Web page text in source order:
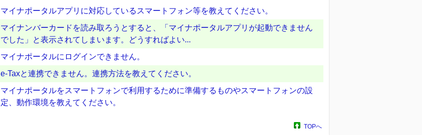
マイナポータルアプリに対応しているスマートフォン等を教えてください。
マイナンバーカードを読み取ろうとすると、「マイナポータルアプリが起動できません
でした」と表示されてしまいます。どうすればよい...
マイナポータルにログインできません。
e-Taxと連携できません。連携方法を教えてください。
マイナポータルをスマートフォンで利用するために準備するものやスマートフォンの設
定、動作環境を教えてください。
TOPへ